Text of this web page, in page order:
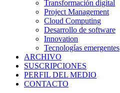
Transformación digital
Project Management
Cloud Computing
Desarrollo de software
Innovation
Tecnologías emergentes
ARCHIVO
SUSCRIPCIONES
PERFIL DEL MEDIO
CONTACTO